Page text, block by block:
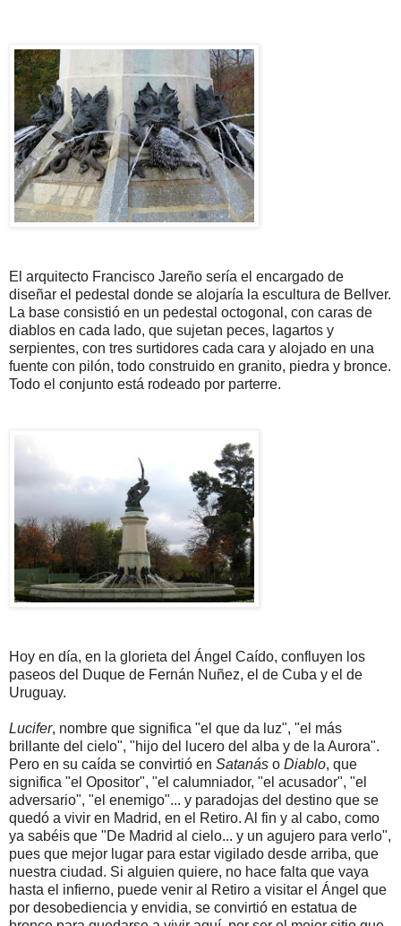
El arquitecto Francisco Jareño sería el encargado de
diseñar el pedestal donde se alojaría la escultura de Bellver.
La base consistió en un pedestal octogonal, con caras de
diablos en cada lado, que sujetan peces, lagartos y
serpientes, con tres surtidores cada cara y alojado en una
fuente con pilón, todo construido en granito, piedra y bronce.
Todo el conjunto está rodeado por parterre.
Hoy en día, en la glorieta del Ángel Caído, confluyen los
paseos del Duque de Fernán Nuñez, el de Cuba y el de
Uruguay.
Lucifer, nombre que significa "el que da luz", "el más
brillante del cielo", "hijo del lucero del alba y de la Aurora".
Pero en su caída se convirtió en Satanás o Diablo, que
significa "el Opositor", "el calumniador, "el acusador", "el
adversario", "el enemigo"... y paradojas del destino que se
quedó a vivir en Madrid, en el Retiro. Al fin y al cabo, como
ya sabéis que "De Madrid al cielo... y un agujero para verlo",
pues que mejor lugar para estar vigilado desde arriba, que
nuestra ciudad. Si alguien quiere, no hace falta que vaya
hasta el infierno, puede venir al Retiro a visitar el Ángel que
por desobediencia y envidia, se convirtió en estatua de